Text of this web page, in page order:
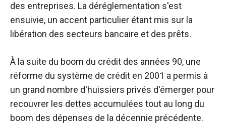
des entreprises. La déréglementation s'est
ensuivie, un accent particulier étant mis sur la
libération des secteurs bancaire et des prêts.
À la suite du boom du crédit des années 90, une
réforme du système de crédit en 2001 a permis à
un grand nombre d'huissiers privés d'émerger pour
recouvrer les dettes accumulées tout au long du
boom des dépenses de la décennie précédente.